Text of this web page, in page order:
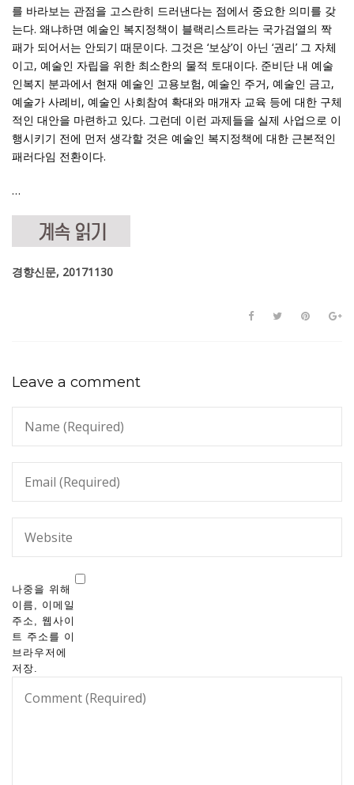
를 바라보는 관점을 고스란히 드러낸다는 점에서 중요한 의미를 갖
는다. 왜냐하면 예술인 복지정책이 블랙리스트라는 국가검열의 짝
패가 되어서는 안되기 때문이다. 그것은 ‘보상’이 아닌 ‘권리’ 그 자체
이고, 예술인 자립을 위한 최소한의 물적 토대이다. 준비단 내 예술
인복지 분과에서 현재 예술인 고용보험, 예술인 주거, 예술인 금고,
예술가 사례비, 예술인 사회참여 확대와 매개자 교육 등에 대한 구체
적인 대안을 마련하고 있다. 그런데 이런 과제들을 실제 사업으로 이
행시키기 전에 먼저 생각할 것은 예술인 복지정책에 대한 근본적인
패러다임 전환이다.
…
경향신문, 20171130
Leave a comment
나중을 위해
이름, 이메일
주소, 웹사이
트 주소를 이
브라우저에
저장.